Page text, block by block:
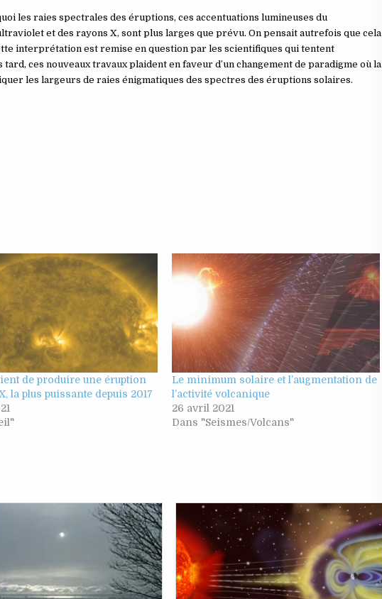
les raies spectrales des éruptions, ces accentuations lumineuses du
et des rayons X, sont plus larges que prévu. On pensait autrefois que cela
interprétation est remise en question par les scientifiques qui tentent
ces nouveaux travaux plaident en faveur d’un changement de paradigme où la
les largeurs de raies énigmatiques des spectres des éruptions solaires.
de produire une éruption
la plus puissante depuis 2017
Le minimum solaire et l’augmentation de
l’activité volcanique
26 avril 2021
Dans "Seismes/Volcans"
Posted
Posted
in